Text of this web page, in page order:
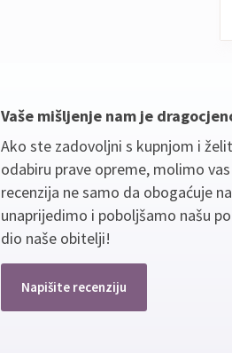
Vaše mišljenje nam je
Ako ste zadovoljni s kupnjom i
odabiru prave opreme, molimo
recenzija ne samo da obogaćuje
unaprijedimo i poboljšamo našu
dio naše obitelji!
Napišite recenziju